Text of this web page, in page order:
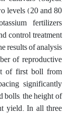
levels (20 and 80
fertilizers
control treatment
results of analysis
of reproductive
of first boll from
significantly
bolls, the height of
yield. In all three